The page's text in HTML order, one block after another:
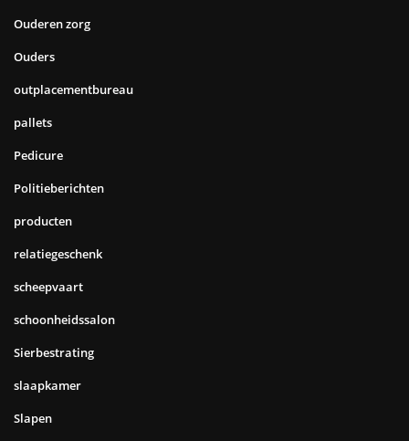
Ouderen zorg
Ouders
outplacementbureau
pallets
Pedicure
Politieberichten
producten
relatiegeschenk
scheepvaart
schoonheidssalon
Sierbestrating
slaapkamer
Slapen